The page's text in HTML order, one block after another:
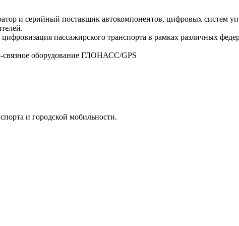
и серийный поставщик автокомпонентов, цифровых систем
пассажирского транспорта в рамках различных
связное оборудование ГЛОНАСС/GPS
и городской мобильности.